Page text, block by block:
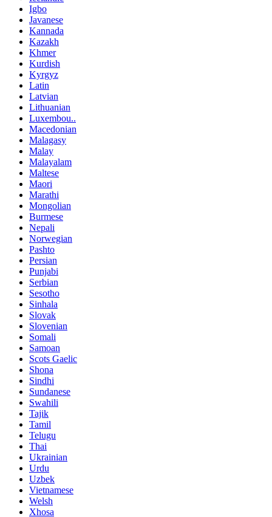
Igbo
Javanese
Kannada
Kazakh
Khmer
Kurdish
Kyrgyz
Latin
Latvian
Lithuanian
Luxembou..
Macedonian
Malagasy
Malay
Malayalam
Maltese
Maori
Marathi
Mongolian
Burmese
Nepali
Norwegian
Pashto
Persian
Punjabi
Serbian
Sesotho
Sinhala
Slovak
Slovenian
Somali
Samoan
Scots Gaelic
Shona
Sindhi
Sundanese
Swahili
Tajik
Tamil
Telugu
Thai
Ukrainian
Urdu
Uzbek
Vietnamese
Welsh
Xhosa